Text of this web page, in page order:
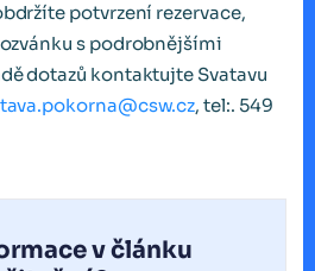
potvrzení rezervace,
s podrobnějšími
dotazů kontaktujte Svatavu
, tel:. 549
v článku